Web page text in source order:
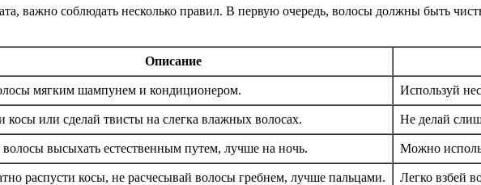
важно соблюдать несколько правил. В первую очередь, волосы должны быть
Описание
мягким шампунем и кондиционером. Используй
косы или сделай твисты на слегка влажных волосах. Не делай
волосы высыхать естественным путем, лучше на ночь. Можно
распусти косы, не расчесывай волосы гребнем, лучше пальцами. Легко взбей